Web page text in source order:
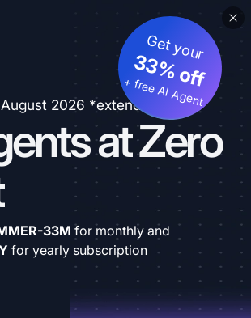
2026 *extended
at Zero
Get your
33% off
+ free AI Agent
33M for monthly and
for yearly subscription